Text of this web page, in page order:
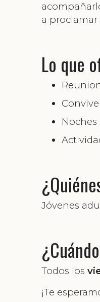
a proclamar
Lo que
Jóvenes
Todos los
¡Te